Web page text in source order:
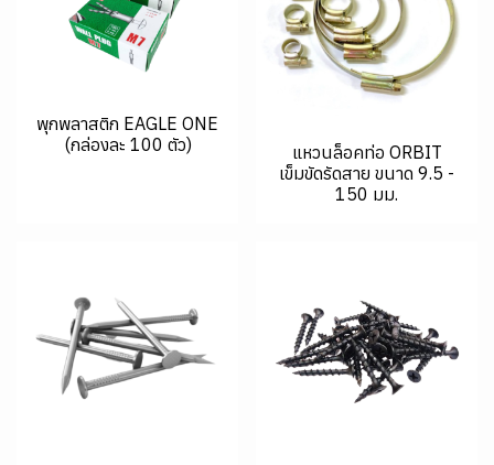
พุกพลาสติก EAGLE ONE
(กล่องละ 100 ตัว)
แหวนล็อคท่อ ORBIT
เข็มขัดรัดสาย ขนาด 9.5 -
150 มม.